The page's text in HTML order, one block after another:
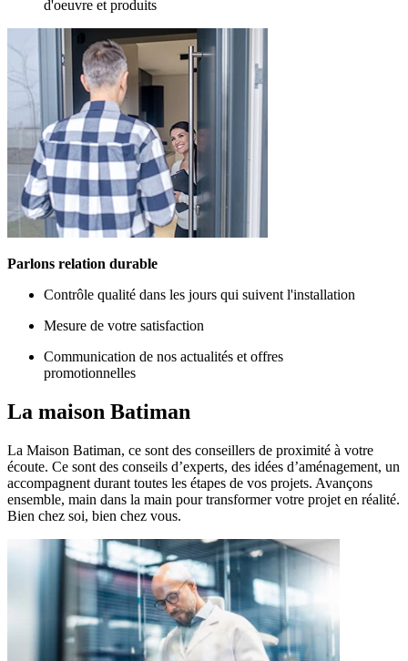
d'oeuvre et produits
Parlons relation durable
Contrôle qualité dans les jours qui suivent l'installation
Mesure de votre satisfaction
Communication de nos actualités et offres
promotionnelles
La maison Batiman
La Maison Batiman, ce sont des conseillers de proximité à votre
écoute. Ce sont des conseils d’experts, des idées d’aménagement, un
accompagnent durant toutes les étapes de vos projets. Avançons
ensemble, main dans la main pour transformer votre projet en réalité.
Bien chez soi, bien chez vous.